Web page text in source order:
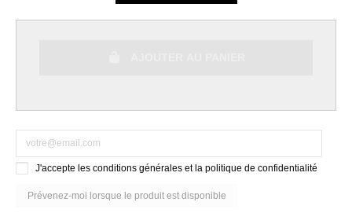
J'accepte les conditions générales et la politique de confidentialité